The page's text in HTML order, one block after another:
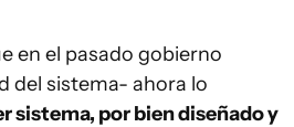
en el pasado gobierno
del sistema- ahora lo
sistema, por bien diseñado y